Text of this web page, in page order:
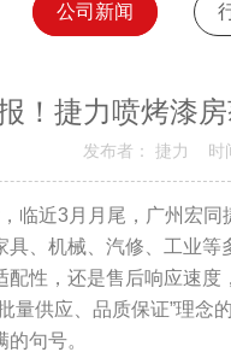
公司新闻
！捷力喷烤漆
发布者： 捷力 时
近3月月尾，广州宏同
具、机械、汽修、工业
性，还是售后响应速
量供应、品质保证”理念
句号。